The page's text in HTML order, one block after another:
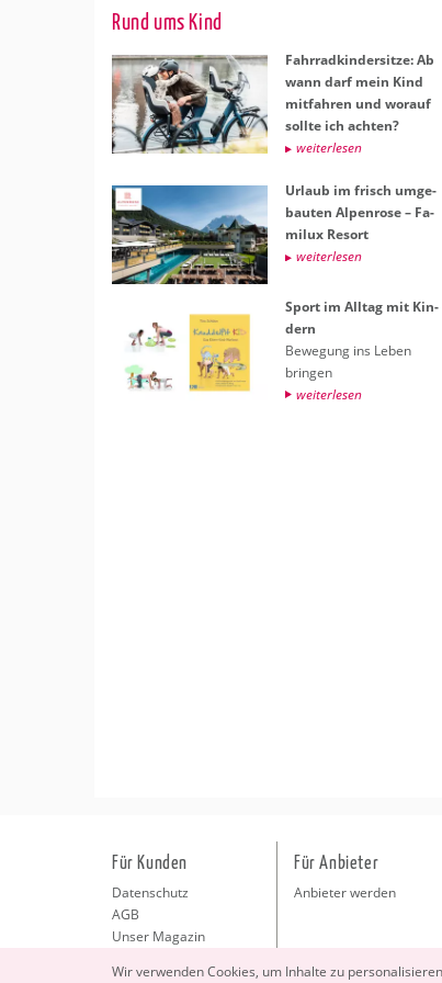
Rund ums Kind
Fahr­rad­kin­der­sit­ze: Ab
wann darf mein Kind
mit­fah­ren und wor­auf
soll­te ich ach­ten?
wei­ter­le­sen
Ur­laub im frisch um­ge­
bau­ten Al­pen­ro­se – Fa­
mi­lux Re­sort
wei­ter­le­sen
Sport im All­tag mit Kin­
dern
Be­we­gung ins Leben
brin­gen
wei­ter­le­sen
Wir ver­wen­den Coo­kies, um In­hal­te zu
Für Kunden
Datenschutz
AGB
Unser Magazin
Für Anbieter
Anbieter werden